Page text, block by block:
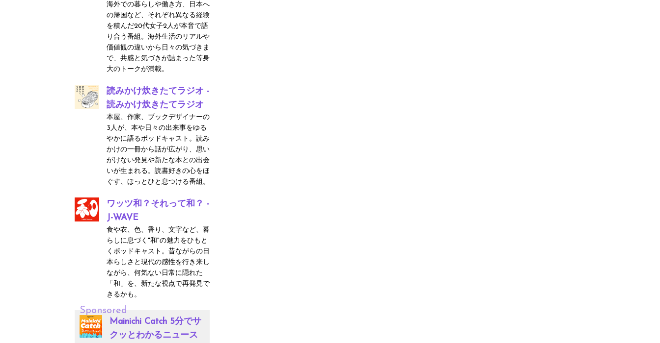
海外での暮らしや働き方、日本へ
の帰国など、それぞれ異なる経験
を積んだ20代女子2人が本音で語
り合う番組。海外生活のリアルや
価値観の違いから日々の気づきま
で、共感と気づきが詰まった等身
大のトークが満載。
読みかけ炊きたてラジオ -
読みかけ炊きたてラジオ
本屋、作家、ブックデザイナーの
3人が、本や日々の出来事をゆる
やかに語るポッドキャスト。読み
かけの一冊から話が広がり、思い
がけない発見や新たな本との出会
いが生まれる。読書好きの心をほ
ぐす、ほっとひと息つける番組。
ワッツ和？それって和？ -
J-WAVE
食や衣、色、香り、文字など、暮
らしに息づく"和"の魅力をひもと
くポッドキャスト。昔ながらの日
本らしさと現代の感性を行き来し
ながら、何気ない日常に隠れた
「和」を、新たな視点で再発見で
きるかも。
Sponsored
Mainichi Catch 5分でサ
クッとわかるニュース